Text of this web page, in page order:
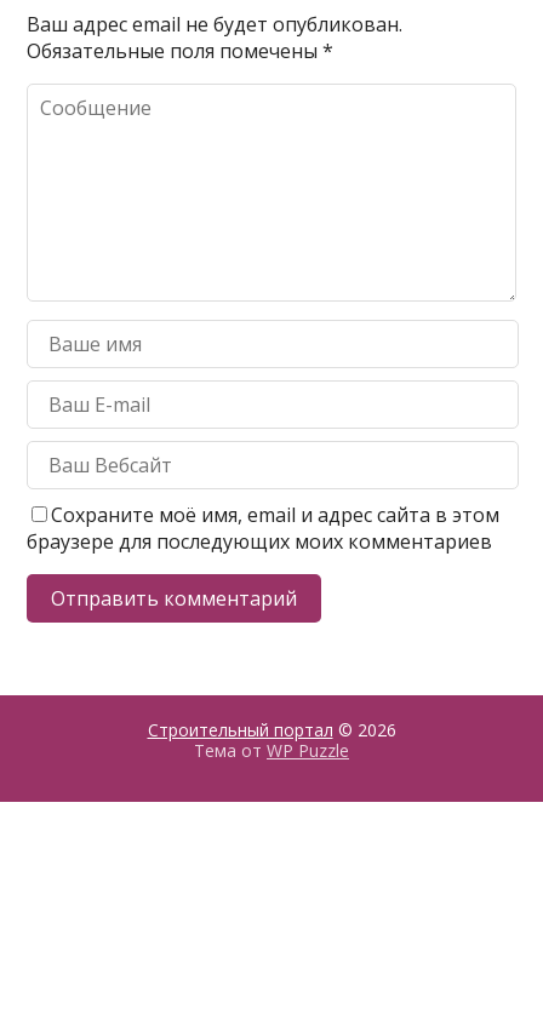
Ваш адрес email не будет опубликован.
Обязательные поля помечены*
Сохраните моё имя, email и адрес сайта в этом
браузере для последующих моих комментариев
Строительный портал © 2026
Тема от WP Puzzle